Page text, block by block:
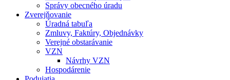
Správy obecného úradu
Zverejňovanie
Úradná tabuľa
Zmluvy, Faktúry, Objednávky
Verejné obstarávanie
VZN
Návrhy VZN
Hospodárenie